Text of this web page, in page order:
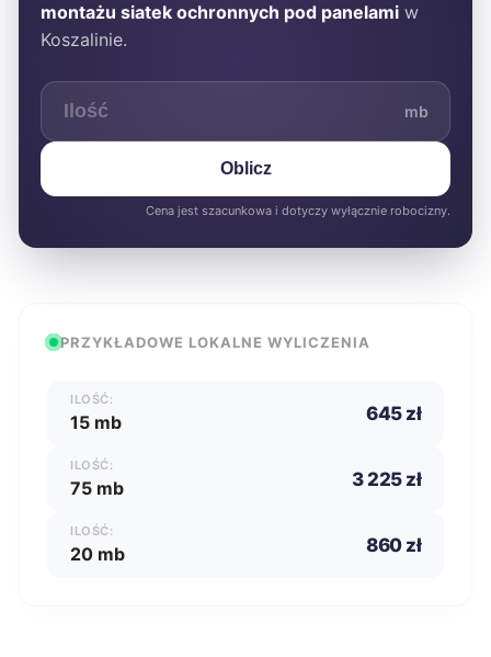
montażu siatek ochronnych pod panelami w
Koszalinie.
mb
Oblicz
Cena jest szacunkowa i dotyczy wyłącznie robocizny.
PRZYKŁADOWE LOKALNE WYLICZENIA
ILOŚĆ:
15 mb 645 zł
ILOŚĆ:
75 mb 3 225 zł
ILOŚĆ:
20 mb 860 zł